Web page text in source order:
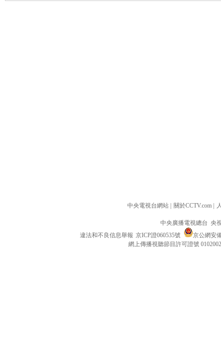
中央電視台網站 關於CCTV.com
中央廣播電視總台 央
違法和不良信息舉報 京ICP證060535號
京公網安
網上傳播視聽節目許可證號